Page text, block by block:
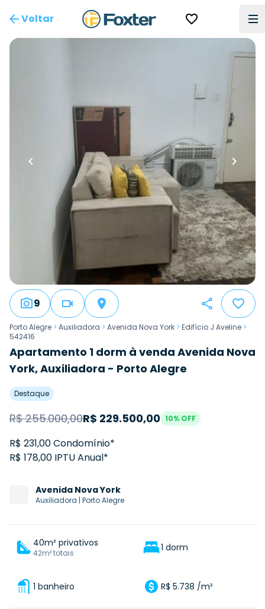
Voltar
9
Porto Alegre > Auxiliadora > Avenida Nova York > Edifício J Aveline >
542416
Apartamento 1 dorm à venda Avenida Nova
York, Auxiliadora - Porto Alegre
Destaque
R$255.000,00R$ 229.500,00 10% OFF
R$ 231,00 Condomínio*
R$ 178,00 IPTU Anual*
Avenida Nova York
Auxiliadora | Porto Alegre
40m² privativos
42m² totais 1 dorm
1 banheiro R$ 5.738 /m²